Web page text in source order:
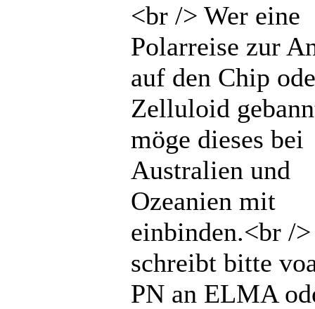
<br /> Wer eine
Polarreise zur
auf den Chip
Zelluloid
möge dieses bei
Australien und
Ozeanien mit
einbinden.<br /
schreibt bitte
PN an ELMA